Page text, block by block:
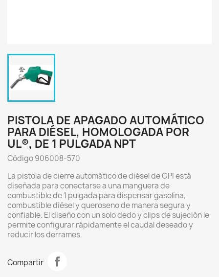
PISTOLA DE APAGADO AUTOMÁTICO
PARA DIÉSEL, HOMOLOGADA POR
UL®, DE 1 PULGADA NPT
Código 906008-570
La pistola de cierre automático de diésel de GPI está
diseñada para conectarse a una manguera de
combustible de 1 pulgada para dispensar gasolina,
combustible diésel y queroseno de manera segura y
confiable. El diseño con un solo dedo y clips de sujeción le
permite configurar rápidamente el caudal deseado y
reducir los derrames.
Compartir